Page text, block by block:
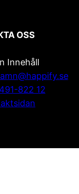
OSS
Innehåll
822 12